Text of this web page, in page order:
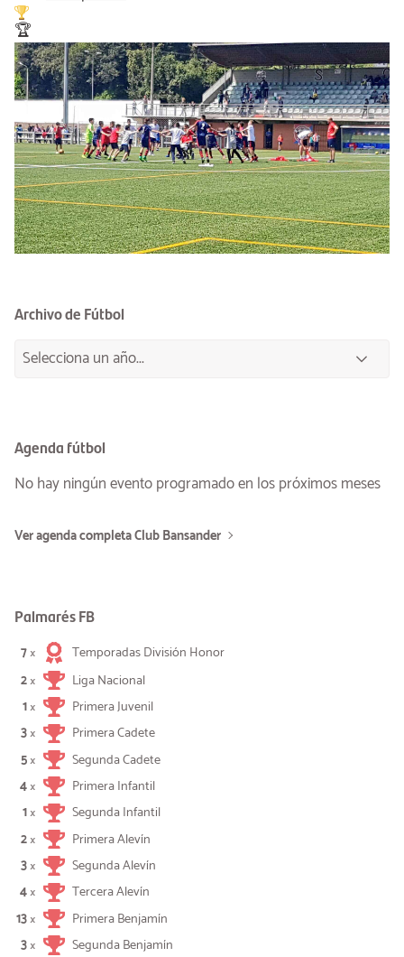
🏆
Archivo de Fútbol
Agenda fútbol
No hay ningún evento programado en los próximos meses
Ver agenda completa Club Bansander
Palmarés FB
7×
Temporadas División Honor
2×
Liga Nacional
1×
Primera Juvenil
3×
Primera Cadete
5×
Segunda Cadete
4×
Primera Infantil
1×
Segunda Infantil
2×
Primera Alevín
3×
Segunda Alevín
4×
Tercera Alevín
13×
Primera Benjamín
3×
Segunda Benjamín